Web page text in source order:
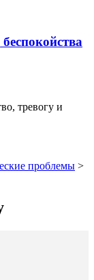
тревогу и
проблемы >